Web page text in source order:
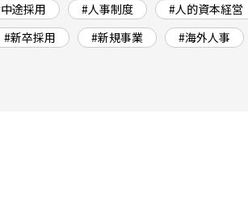
途採用 #人事制度 #人的資本経営
#新卒採用 #新規事業 #海外人事